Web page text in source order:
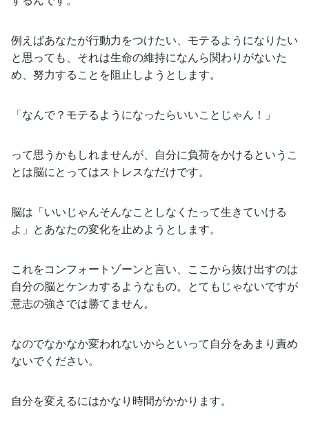
例えばあなたが行動力をつけたい、モテるようになりたい
と思っても、それは生命の維持になんら関わりがないた
め、努力することを阻止しようとします。
「なんで？モテるようになったらいいことじゃん！」
って思うかもしれませんが、自分に負荷をかけるというこ
とは脳にとってはストレスなだけです。
脳は「いいじゃんそんなことしなくたって生きていける
よ」とあなたの変化を止めようとします。
これをコンフォートゾーンと言い、ここから抜け出すのは
自分の脳とケンカするようなもの。とてもじゃないですが
意志の強さでは勝てません。
なのでなかなか変われないからといって自分をあまり責め
ないでください。
自分を変えるにはかなり時間がかかります。